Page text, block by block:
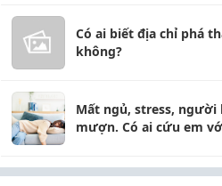
Có ai biết địa chỉ phá
không?
Mất ngủ, stress, người
mượn. Có ai cứu em